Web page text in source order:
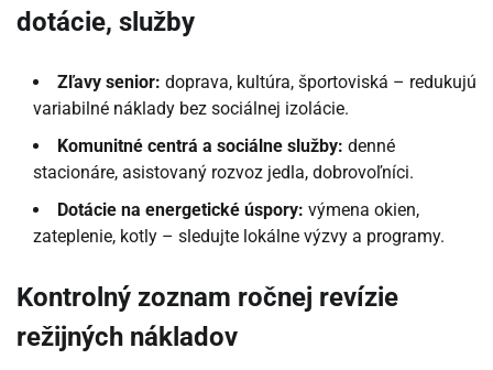
dotácie, služby
Zľavy senior: doprava, kultúra, športoviská – redukujú
variabilné náklady bez sociálnej izolácie.
Komunitné centrá a sociálne služby: denné
stacionáre, asistovaný rozvoz jedla, dobrovoľníci.
Dotácie na energetické úspory: výmena okien,
zateplenie, kotly – sledujte lokálne výzvy a programy.
Kontrolný zoznam ročnej revízie
režijných nákladov